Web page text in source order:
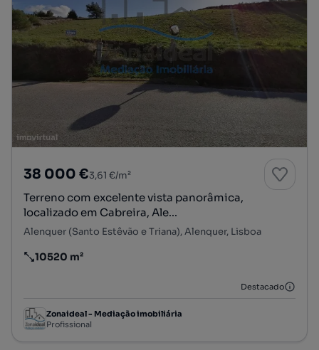
38 000 €3,61 €/m²
Terreno com excelente vista panorâmica,
localizado em Cabreira, Ale...
Alenquer (Santo Estêvão e Triana), Alenquer, Lisboa
Preço por metro quadrado
10520 m²
Destacado
Zonaideal - Mediação imobiliária
Profissional